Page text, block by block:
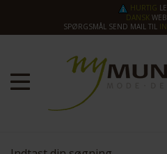
HURTIG
DANSK
SPØRGSMÅL SEND MAIL TIL